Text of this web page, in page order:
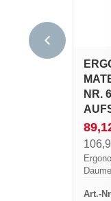
NR.
links.
Art.-